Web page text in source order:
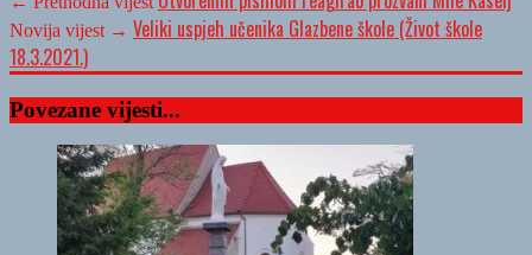
Novija vijest → Veliki uspjeh učenika Glazbene škole (Život škole
18.3.2021.)
Povezane vijesti...